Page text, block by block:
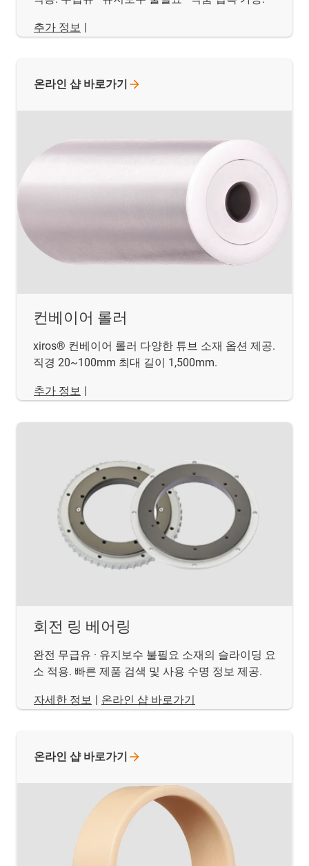
추가 정보 |
컨베이어 롤러
xiros® 컨베이어 롤러 다양한 튜브 소재 옵션 제공.
직경 20~100mm 최대 길이 1,500mm.
추가 정보 |
온라인 샵 바로가기
회전 링 베어링
완전 무급유 · 유지보수 불필요 소재의 슬라이딩 요
소 적용. 빠른 제품 검색 및 사용 수명 정보 제공.
​​​​​​​자세한 정보 온라인 샵 바로가기
온라인 샵 바로가기